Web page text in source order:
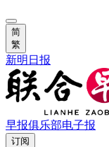
简
繁
新明日报
早报俱乐部电子报
订阅